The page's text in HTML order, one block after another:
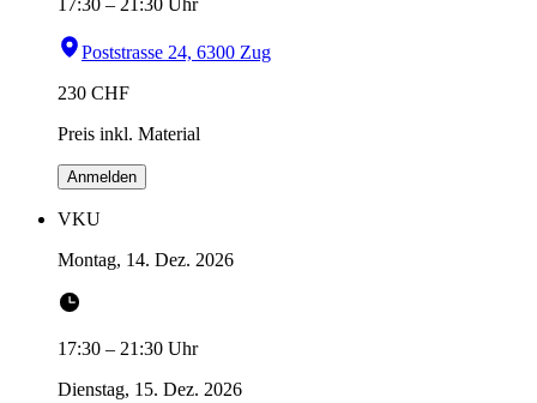
17:30 – 21:30 Uhr
Poststrasse 24, 6300 Zug
230 CHF
Preis inkl. Material
Anmelden
VKU
Montag, 14. Dez. 2026
17:30 – 21:30 Uhr
Dienstag, 15. Dez. 2026